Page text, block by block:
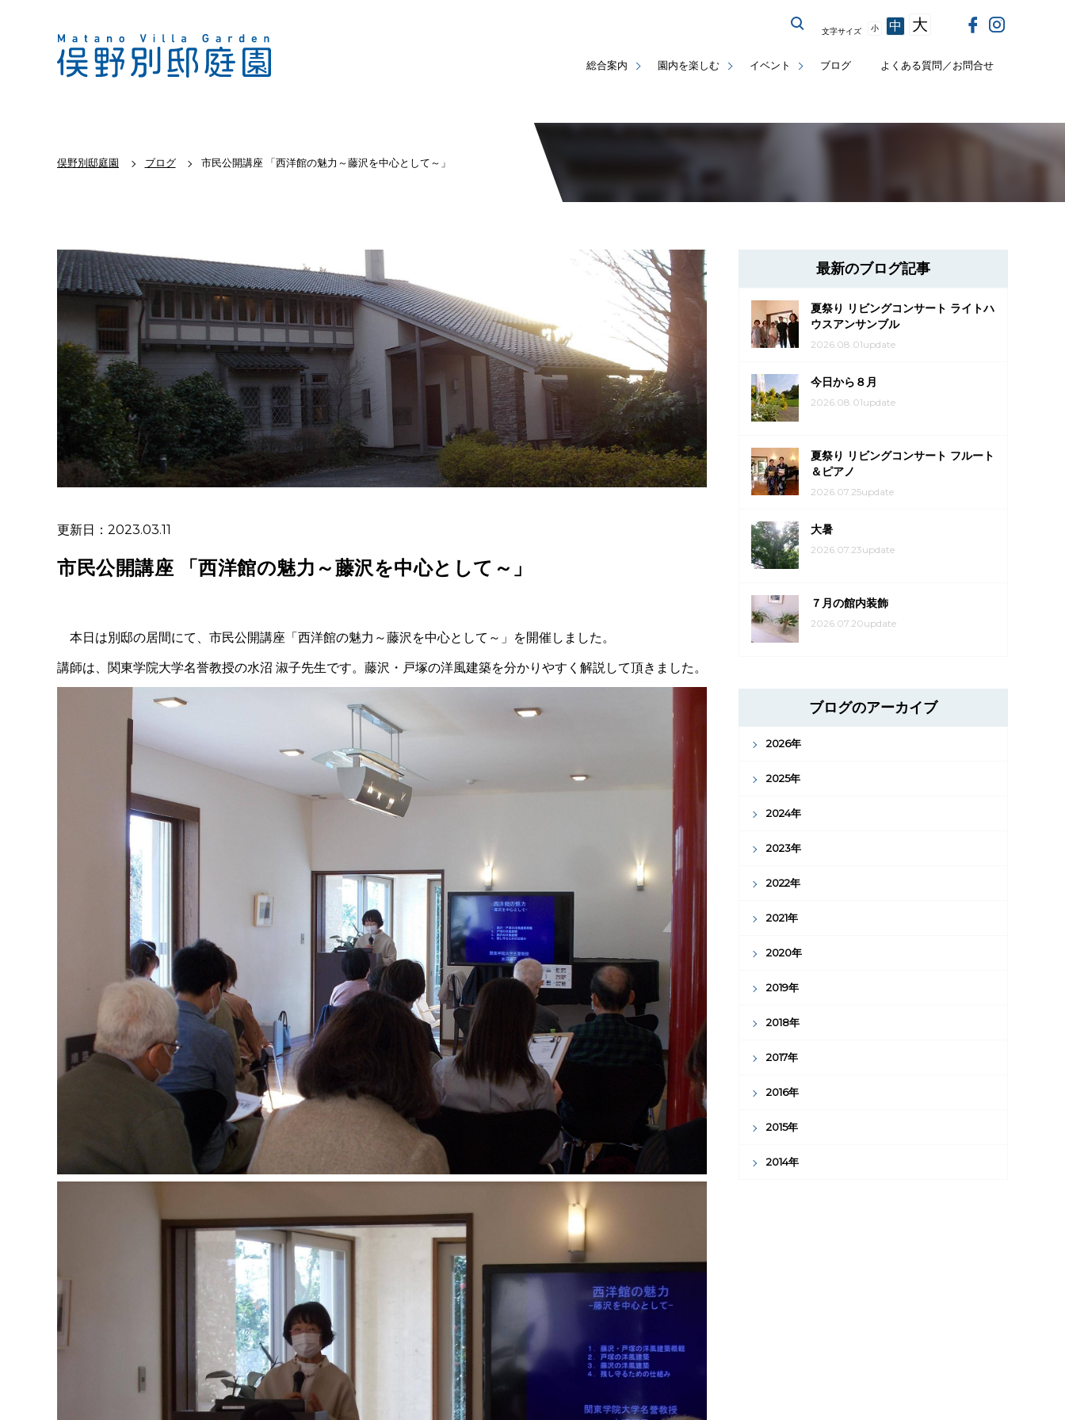
総合案内 園内を楽しむ イベント ブログ よくある質問／お問合せ
文字サイズ 小 中 大
俣野別邸庭園 ブログ 市民公開講座 「西洋館の魅力～藤沢を中心として～」
更新日：2023.03.11
市民公開講座 「西洋館の魅力～藤沢を中心として～」
本日は別邸の居間にて、市民公開講座「西洋館の魅力～藤沢を中心として～」を開催しました。
講師は、関東学院大学名誉教授の水沼 淑子先生です。藤沢・戸塚の洋風建築を分かりやすく解説して頂きました。
最新のブログ記事
夏祭り リビングコンサート ライトハ
ウスアンサンブル
2026.08.01update
今日から８月
2026.08.01update
夏祭り リビングコンサート フルート
＆ピアノ
2026.07.25update
大暑
2026.07.23update
７月の館内装飾
2026.07.20update
ブログのアーカイブ
2026年
2025年
2024年
2023年
2022年
2021年
2020年
2019年
2018年
2017年
2016年
2015年
2014年